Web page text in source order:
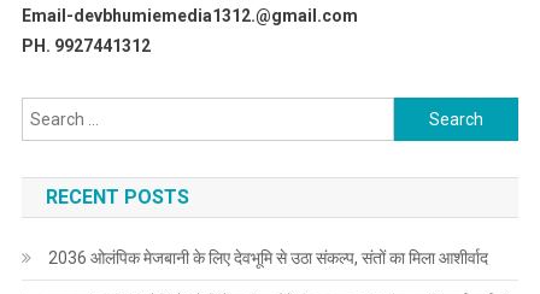
Email-devbhumiemedia1312.@gmail.com
PH. 9927441312
Search
for:
RECENT POSTS
2036 ओलंपिक मेजबानी के लिए देवभूमि से उठा संकल्प, संतों का मिला आशीर्वाद